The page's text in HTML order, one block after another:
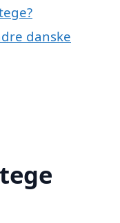
danske